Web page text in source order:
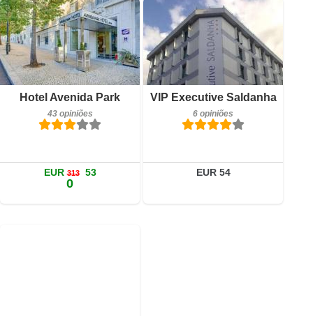
Hotel Avenida Park
43 opiniões
EUR31353
0
43 opiniões
Detalhes
Reservar
VIP Executive Saldanha
6 opiniões
EUR 54
6 opiniões
Detalhes
Reservar